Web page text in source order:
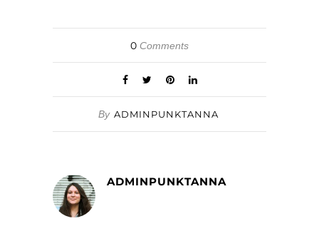
0 Comments
By ADMINPUNKTANNA
ADMINPUNKTANNA